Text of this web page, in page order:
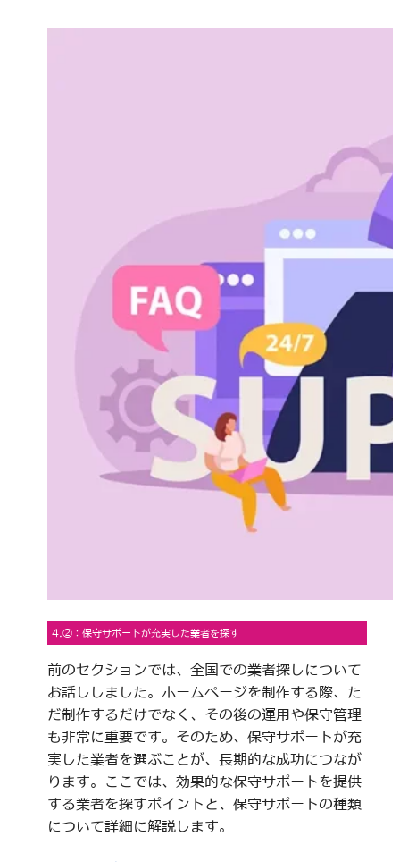
4.②：保守サポートが充実した業者を探す
前のセクションでは、全国での業者探しについて
お話ししました。ホームページを制作する際、た
だ制作するだけでなく、その後の運用や保守管理
も非常に重要です。そのため、保守サポートが充
実した業者を選ぶことが、長期的な成功につなが
ります。ここでは、効果的な保守サポートを提供
する業者を探すポイントと、保守サポートの種類
について詳細に解説します。